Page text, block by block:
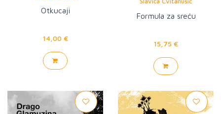
Otkucaji
14,00 €
Formula za sreću
15,75 €